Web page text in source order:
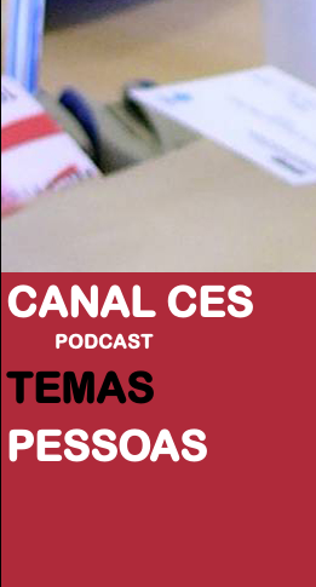
CANAL CES
PODCAST
TEMAS
PESSOAS